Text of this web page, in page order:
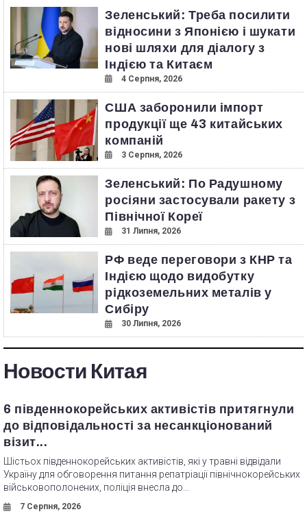
Зеленський: Треба посилити
відносини з Японією і шукати
нові шляхи для діалогу з
Індією та Китаєм
4 Серпня, 2026
США заборонили імпорт
продукції ще 43 китайських
компаній
3 Серпня, 2026
Зеленський: По Радушному
росіяни застосували ракету з
Північної Кореї
31 Липня, 2026
РФ веде переговори з КНР та
Індією щодо видобутку
рідкоземельних металів у
Сибіру
30 Липня, 2026
Новости Китая
6 південнокорейських активістів притягнули
до відповідальності за несанкціонований
візит...
Шістьох південнокорейських активістів, які у травні відвідали
Україну для обговорення питання репатріації північнокорейських
військовополонених, поліція внесла до...
7 Серпня, 2026